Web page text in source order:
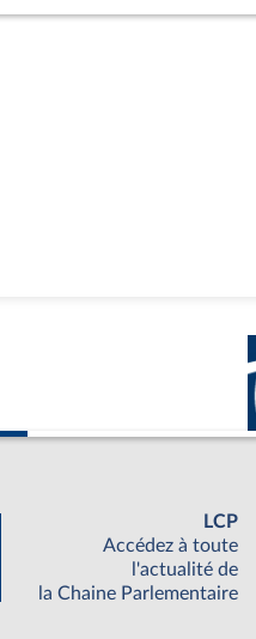
LCP
Accédez à toute
l'actualité de
la Chaine Parlementaire